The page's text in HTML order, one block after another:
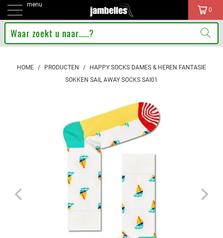
menu
0
HOME / PRODUCTEN /
HAPPY SOCKS DAMES & HEREN FANTASIE
SOKKEN SAIL AWAY SOCKS SAI01